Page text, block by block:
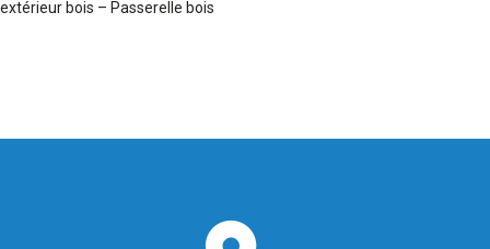
extérieur bois – Passerelle bois